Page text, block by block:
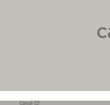
Canal C2